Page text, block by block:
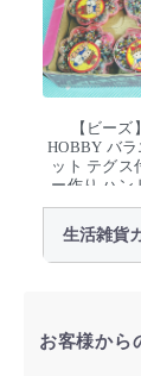
【ビーズ
HOBBY バ
ット テグス
ー作り ハン
具 デッ
生活雑貨
お客様から